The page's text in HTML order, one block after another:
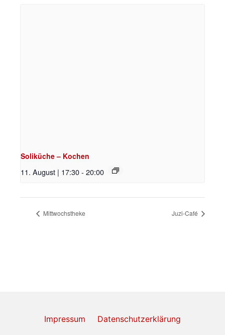
Soliküche – Kochen
11. August | 17:30- 20:00
Mittwochstheke Juzi-Café
Impressum Datenschutzerklärung